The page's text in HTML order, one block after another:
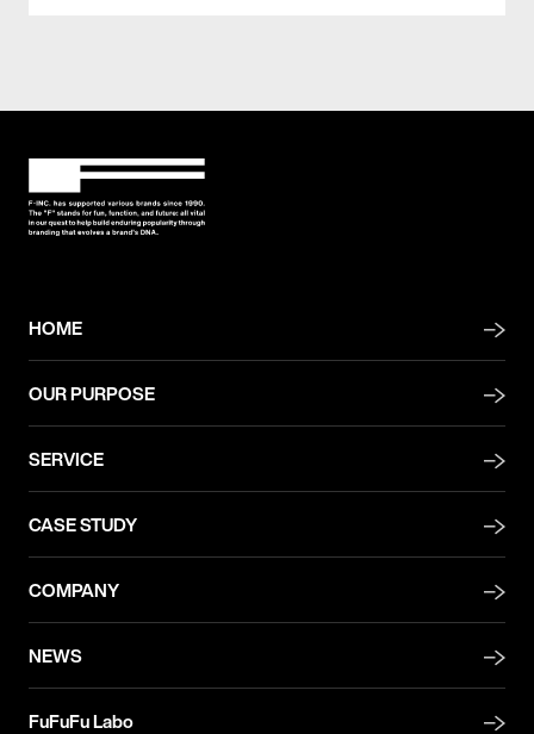
HOME
OUR PURPOSE
SERVICE
CASE STUDY
COMPANY
NEWS
FuFuFu Labo